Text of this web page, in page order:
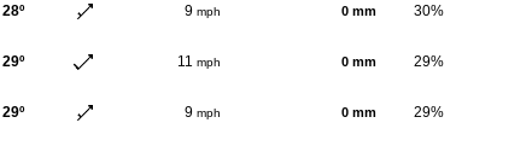
28º 9 mph 0 mm 30%
29º 11 mph 0 mm 29%
29º 9 mph 0 mm 29%